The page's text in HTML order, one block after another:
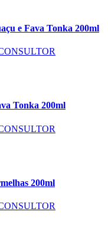
e Fava Tonka 200ml
Tonka 200ml
200ml